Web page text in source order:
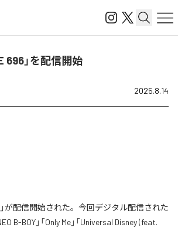
696」を配信開始
2025.8.14
」が配信開始された。今回デジタル配信された
B-BOY」「Only Me」「Universal Disney (feat.